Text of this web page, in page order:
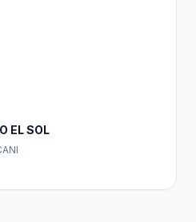
EL SOL